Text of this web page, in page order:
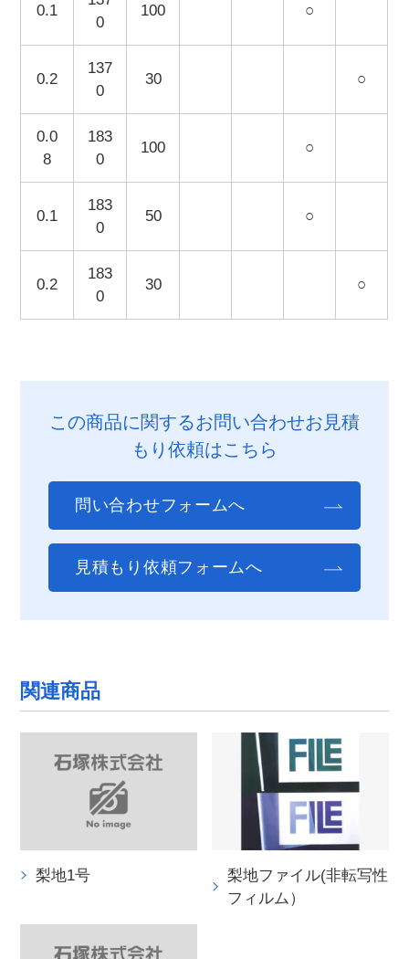
0.1
0
100 ○
0.2
137
0
30 ○
0.0
8
183
0
100 ○
0.1
183
0
50 ○
0.2
183
0
30 ○
この商品に関するお問い合わせお見積
もり依頼はこちら
問い合わせフォームへ
見積もり依頼フォームへ
関連商品
梨地1号
梨地ファイル(非転写性
フィルム）